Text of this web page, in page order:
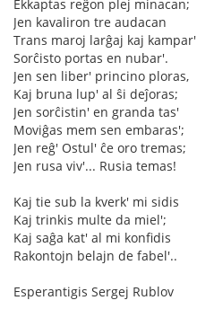
Ekkaptas reĝon plej minacan;
Jen kavaliron tre audacan
Trans maroj larĝaj kaj kampar'
Sorĉisto portas en nubar'.
Jen sen liber' princino ploras,
Kaj bruna lup' al ŝi deĵoras;
Jen sorĉistin' en granda tas'
Moviĝas mem sen embaras';
Jen reĝ' Ostul' ĉe oro tremas;
Jen rusa viv'... Rusia temas!
Kaj tie sub la kverk' mi sidis
Kaj trinkis multe da miel';
Kaj saĝa kat' al mi konfidis
Rakontojn belajn de fabel'..
Esperantigis Sergej Rublov